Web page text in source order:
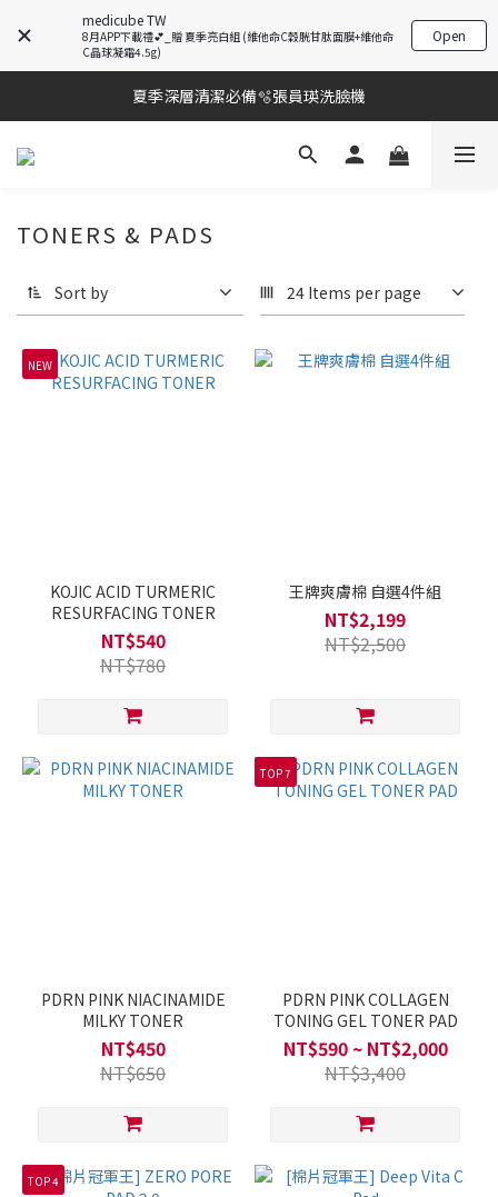
medicube TW
8月APP下載禮💕_贈 夏季亮白組 (維他命C穀胱甘肽面膜+維他命
C晶球凝霜4.5g)
Open
棉片冠軍王✨均一價$899
棉片冠軍王✨均一價$899
夏季深層清潔必備🫧張員瑛洗臉機
加入LINE好友💚即享免運🛒
TONERS & PADS
Sort by 24 Items per page
NEW
KOJIC ACID TURMERIC
RESURFACING TONER
NT$540
NT$780
王牌爽膚棉 自選4件組
NT$2,199
NT$2,500
PDRN PINK NIACINAMIDE
MILKY TONER
NT$450
NT$650
TOP 7
PDRN PINK COLLAGEN
TONING GEL TONER PAD
NT$590 ~ NT$2,000
NT$3,400
TOP 4